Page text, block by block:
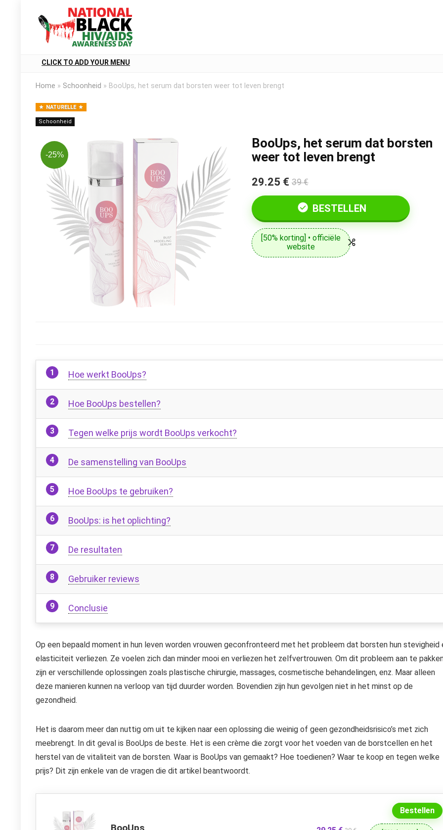
CLICK TO ADD YOUR MENU
Home » Schoonheid » BooUps, het serum dat borsten weer tot leven brengt
NATURELLE
Schoonheid
-25%
BooUps, het serum dat borsten
weer tot leven brengt
29.25 € 39 €
BESTELLEN
[50% korting] • officiële
website
Hoe werkt BooUps?
Hoe BooUps bestellen?
Tegen welke prijs wordt BooUps verkocht?
De samenstelling van BooUps
Hoe BooUps te gebruiken?
BooUps: is het oplichting?
De resultaten
Gebruiker reviews
Conclusie
Op een bepaald moment in hun leven worden vrouwen geconfronteerd met het probleem dat borsten hun stevigheid
elasticiteit verliezen. Ze voelen zich dan minder mooi en verliezen het zelfvertrouwen. Om dit probleem aan te
zijn er verschillende oplossingen zoals plastische chirurgie, massages, cosmetische behandelingen, enz. Maar alleen
deze manieren kunnen na verloop van tijd duurder worden. Bovendien zijn hun gevolgen niet in het minst op de
gezondheid.
Het is daarom meer dan nuttig om uit te kijken naar een oplossing die weinig of geen gezondheidsrisico’s met zich
meebrengt. In dit geval is BooUps de beste. Het is een crème die zorgt voor het voeden van de borstcellen en het
herstel van de vitaliteit van de borsten. Waar is BooUps van gemaakt? Hoe toedienen? Waar te koop en tegen welke
prijs? Dit zijn enkele van de vragen die dit artikel beantwoordt.
Bestellen